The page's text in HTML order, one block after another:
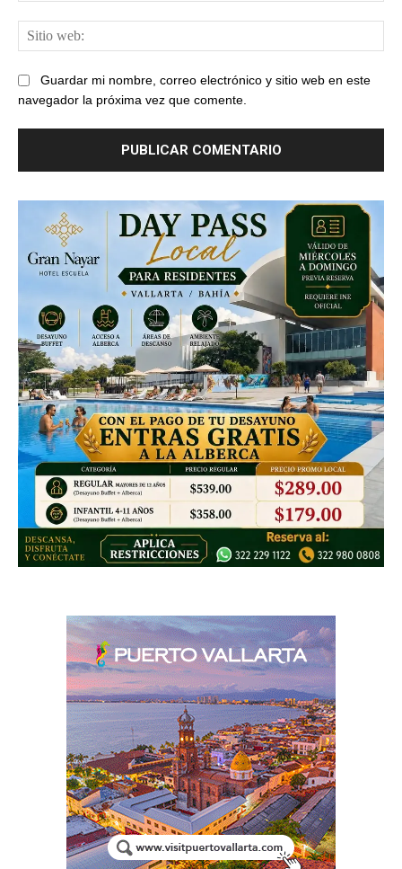
Guardar mi nombre, correo electrónico y sitio web en este
navegador la próxima vez que comente.